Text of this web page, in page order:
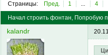
Страницы: Пред. 1 ... 4
Начал строить фонтан, Попробую
kalandr